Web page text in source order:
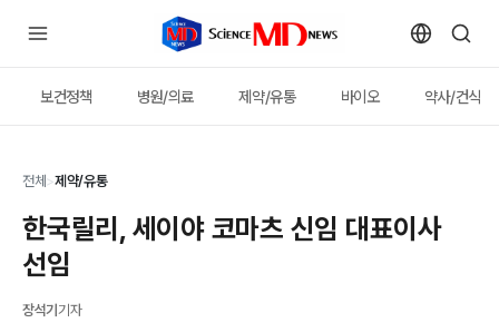
보건정책 병원/의료 제약/유통 바이오 약사/건식
전체 >제약/유통
한국릴리, 세이야 코마츠 신임 대표이사
선임
장석기기자